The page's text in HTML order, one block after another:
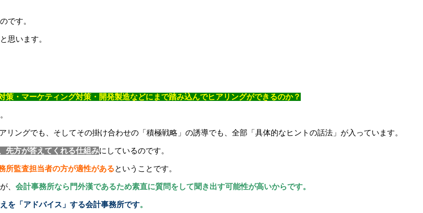
です。
思います。
・マーケティング対策・開発製造などにまで踏み込んでヒアリングができるのか？
ングでも、そしてその掛け合わせの「積極戦略」の誘導でも、全部「具体的なヒントの話法」が入っています。
先方が答えてくれる仕組みにしているのです。
所監査担当者の方が適性があるということです。
、 会計事務所なら門外漢であるため素直に質問をして聞き出す可能性が高いからです。
を「アドバイス」する会計事務所です。